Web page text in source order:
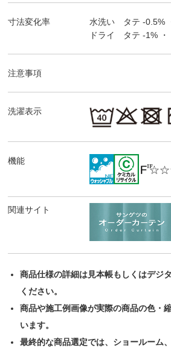
寸法変化率 水洗い タテ-0.5%
ドライ タテ-1%
注意事項
洗濯表示
機能
関連サイト
商品仕様の詳細は見本帳もしくはデジ
ください。
商品や施工例画像が実際の商品の色・
います。
最終的な商品選定では、ショールーム